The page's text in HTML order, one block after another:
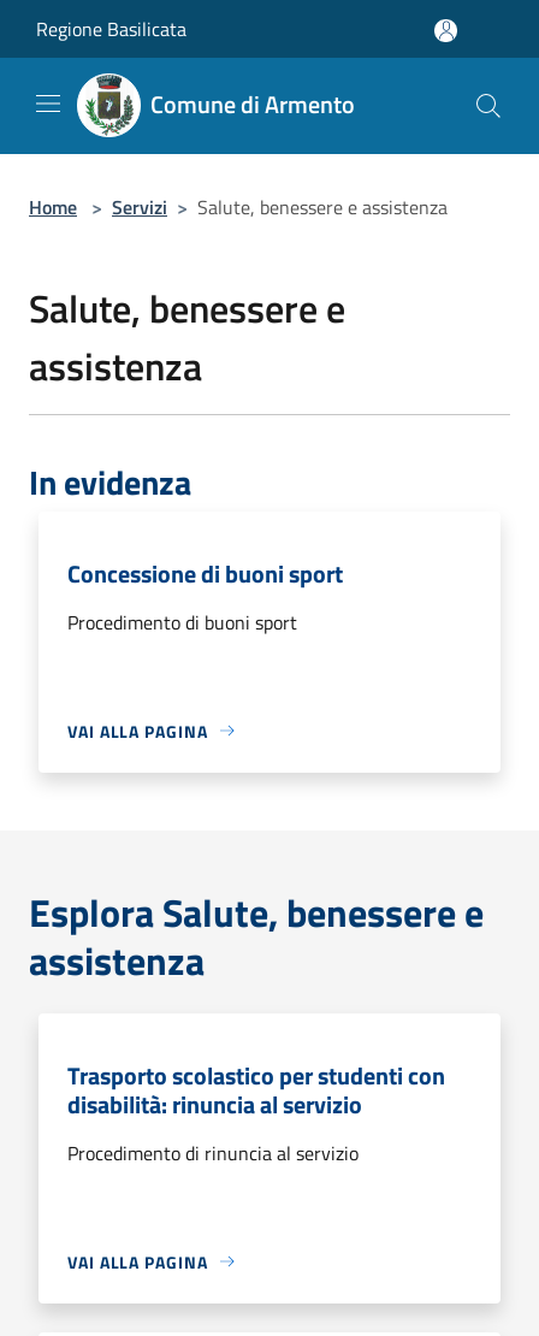
Regione Basilicata
Comune di Armento
Home > Servizi > Salute, benessere e assistenza
Salute, benessere e
assistenza
In evidenza
Concessione di buoni sport
Procedimento di buoni sport
VAI ALLA PAGINA
Esplora Salute, benessere e
assistenza
Trasporto scolastico per studenti con
disabilità: rinuncia al servizio
Procedimento di rinuncia al servizio
VAI ALLA PAGINA